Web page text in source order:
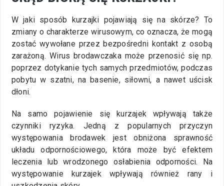
W jaki sposób kurzajki pojawiają się na skórze? To
zmiany o charakterze wirusowym, co oznacza, że mogą
zostać wywołane przez bezpośredni kontakt z osobą
zarażoną. Wirus brodawczaka może przenosić się np.
poprzez dotykanie tych samych przedmiotów, podczas
pobytu w szatni, na basenie, siłowni, a nawet uścisk
dłoni.
Na samo pojawienie się kurzajek wpływają także
czynniki ryzyka. Jedną z popularnych przyczyn
występowania brodawek jest obniżona sprawność
układu odpornościowego, która może być efektem
leczenia lub wrodzonego osłabienia odporności. Na
występowanie kurzajek wpływają również rany i